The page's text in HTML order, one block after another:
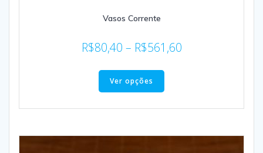
Vasos Corrente
R$80,40 – R$561,60
Ver opções